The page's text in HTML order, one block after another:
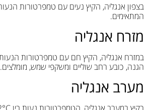
המתאימים.
מזרח אנגליה
הגנה, כובע רחב שוליים ומשקפי שמש, מומלצים.
מערב אנגליה